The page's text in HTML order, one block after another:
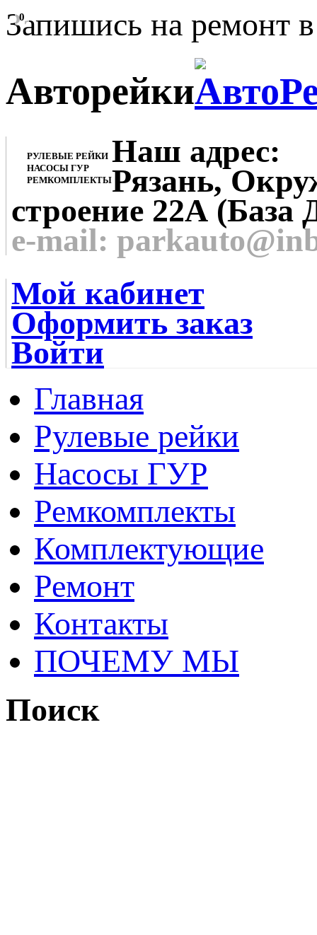
Запишись на ремонт
Авторейки
РУЛЕВЫЕ РЕЙКИ
НАСОСЫ ГУР
РЕМКОМПЛЕКТЫ
Наш адрес:
Рязань,
строение 22А (База
e-mail:
Мой кабинет
Оформить заказ
Войти
0
Главная
Рулевые рейки
Насосы ГУР
Ремкомплекты
Комплектующие
Ремонт
Контакты
ПОЧЕМУ МЫ
Поиск